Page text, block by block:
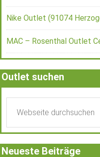
Nike Outlet (91074
MAC – Rosenthal Outlet
Outlet suchen
Neueste Beiträge